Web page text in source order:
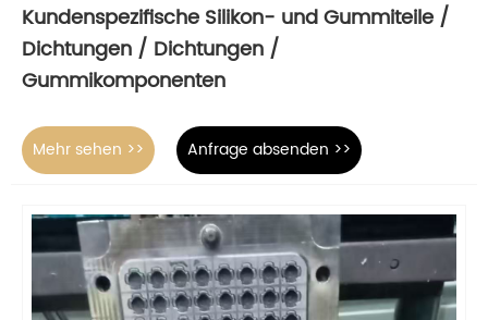
Kundenspezifische Silikon- und Gummiteile /
Dichtungen / Dichtungen /
Gummikomponenten
Mehr sehen >> Anfrage absenden >>